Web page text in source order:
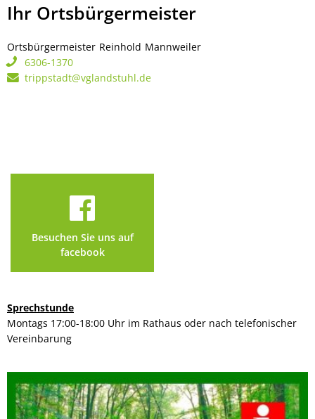
Ihr Ortsbürgermeister
Ortsbürgermeister Reinhold Mannweiler
6306-1370
trippstadt@vglandstuhl.de
Besuchen Sie uns auf
facebook
Sprechstunde
Montags 17:00-18:00 Uhr im Rathaus oder nach telefonischer
Vereinbarung